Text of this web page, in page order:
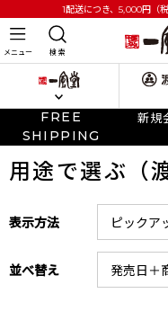
1配送につき、5,000円 （
メニュー 検 索
FREE
SHIPPING
新規
用途で選ぶ（
表示方法
並べ替え